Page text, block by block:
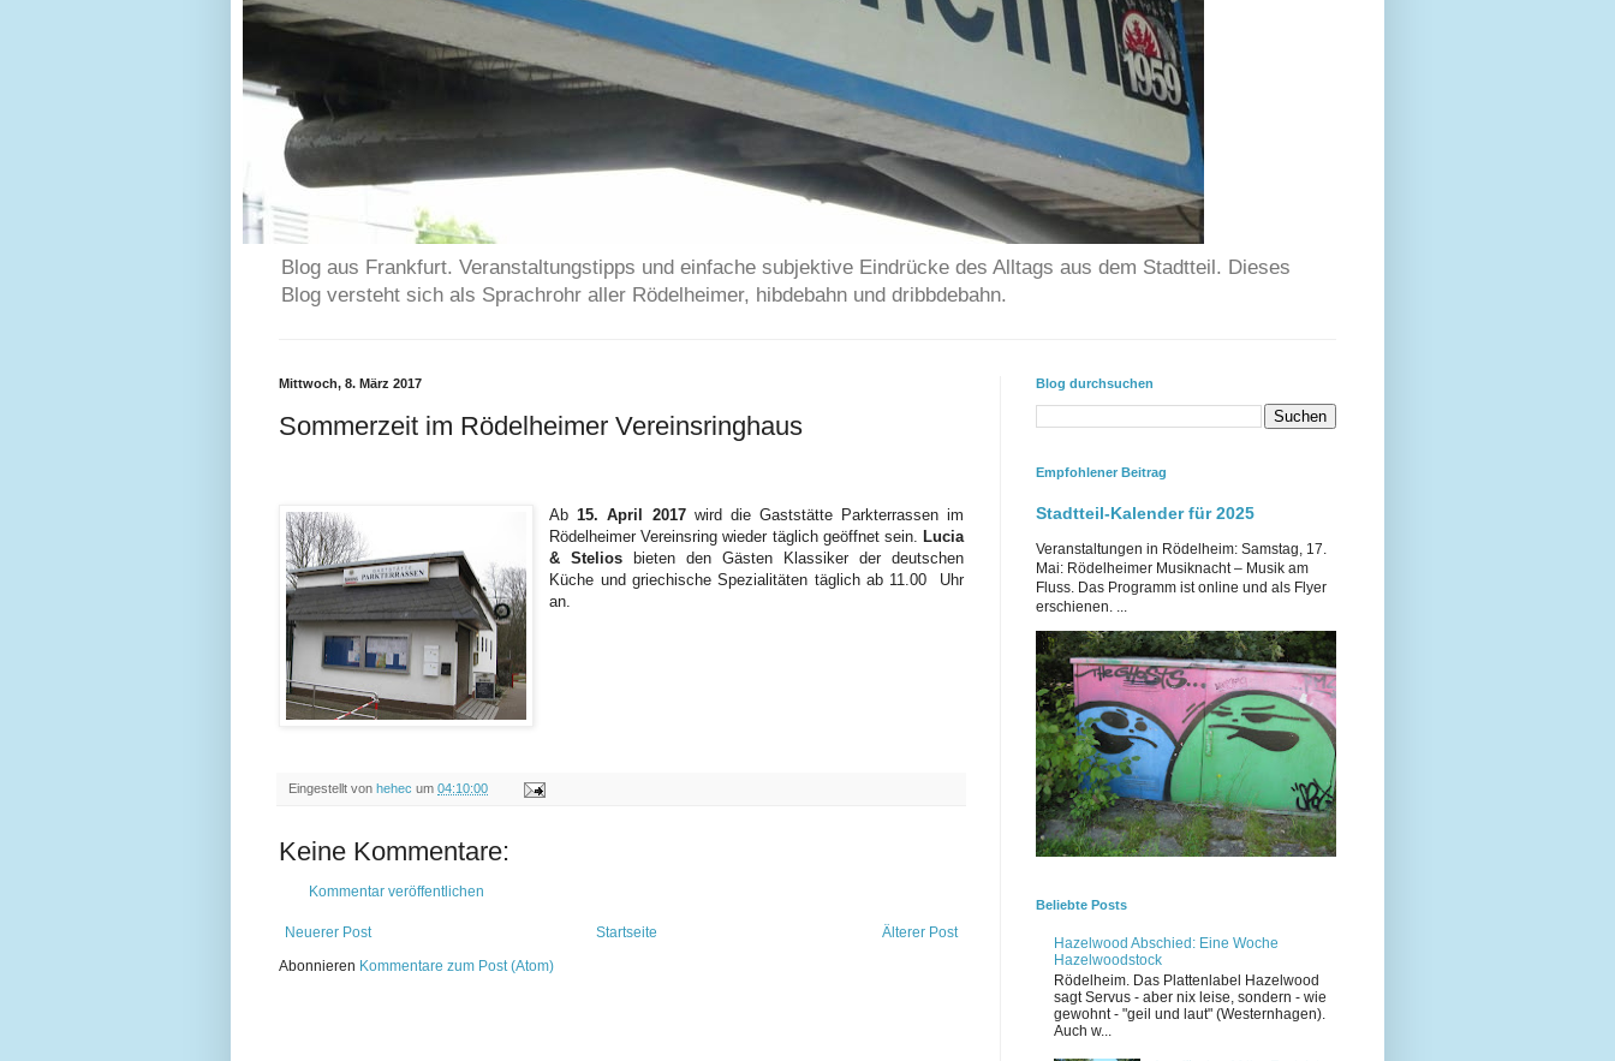
Blog aus Frankfurt. Veranstaltungstipps und einfache subjektive Eindrücke des Alltags aus dem Stadtteil. Dieses
Blog versteht sich als Sprachrohr aller Rödelheimer, hibdebahn und dribbdebahn.
Mittwoch, 8. März 2017
Sommerzeit im Rödelheimer Vereinsringhaus
Ab15. April 2017wird die Gaststätte Parkterrassen im
Rödelheimer Vereinsring wieder täglich geöffnet sein. Lucia
& Stelios bieten den Gästen Klassiker der deutschen
Küche und griechische Spezialitäten täglich ab 11.00 Uhr
an.
Eingestellt von hehec um 04:10:00
Keine Kommentare:
Kommentar veröffentlichen
Neuerer Post Älterer Post
Startseite
Abonnieren Kommentare zum Post (Atom)
Blog durchsuchen
Empfohlener Beitrag
Stadtteil-Kalender für 2025
Veranstaltungen in Rödelheim: Samstag, 17.
Mai: Rödelheimer Musiknacht – Musik am
Fluss. Das Programm ist online und als Flyer
erschienen. ...
Beliebte Posts
Hazelwood Abschied: Eine Woche
Hazelwoodstock
Rödelheim. Das Plattenlabel Hazelwood
sagt Servus - aber nix leise, sondern - wie
gewohnt - "geil und laut" (Westernhagen).
Auch w...